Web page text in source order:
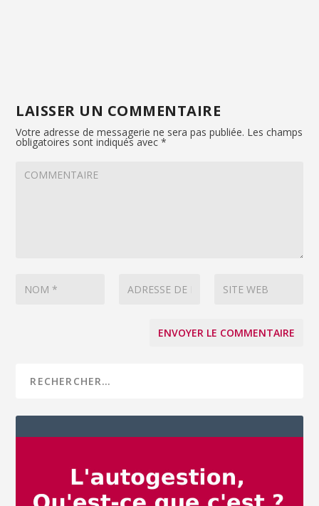
LAISSER UN COMMENTAIRE
Votre adresse de messagerie ne sera pas publiée. Les champs
obligatoires sont indiqués avec*